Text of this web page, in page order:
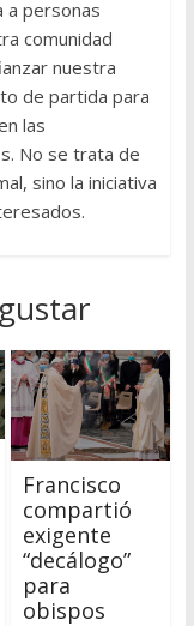
a personas
comunidad
nuestra
de partida para
las
No se trata de
sino la iniciativa
Francisco
compartió
exigente
“decálogo”
para
obispos